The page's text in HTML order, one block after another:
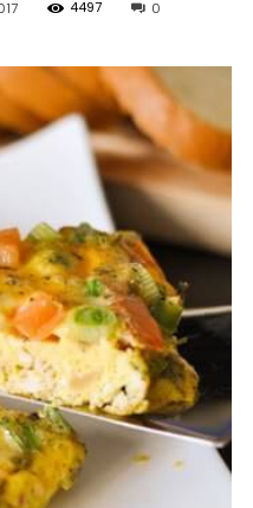
рецепты,
вкусные
блюда
4497 0